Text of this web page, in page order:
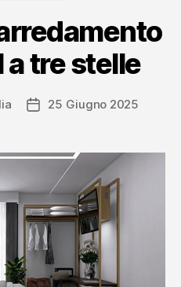
perduto”
tre stelle
Data25 Giugno 2025